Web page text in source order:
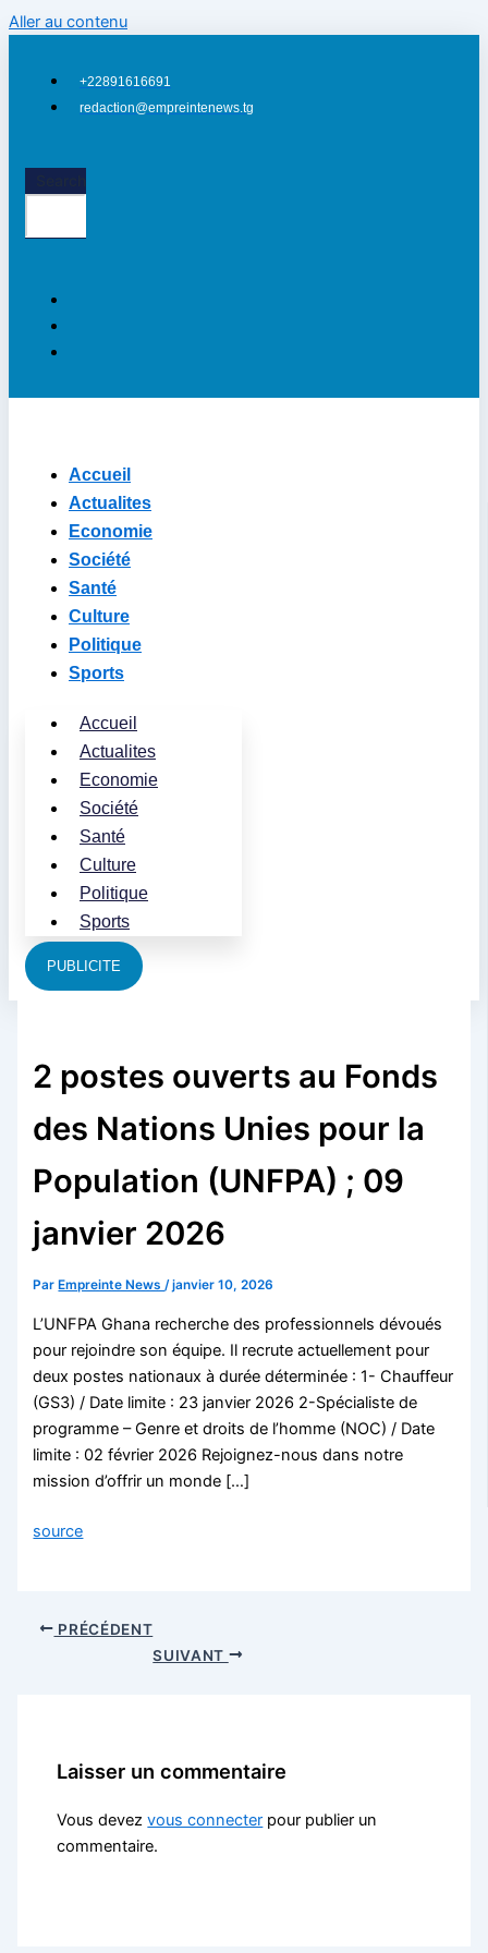
Aller au contenu
+22891616691
redaction@empreintenews.tg
Accueil
Actualites
Economie
Société
Santé
Culture
Politique
Sports
Accueil
Actualites
Economie
Société
Santé
Culture
Politique
Sports
PUBLICITE
2 postes ouverts au Fonds
des Nations Unies pour la
Population (UNFPA) ; 09
janvier 2026
Par Empreinte News/janvier 10, 2026
L’UNFPA Ghana recherche des professionnels dévoués
pour rejoindre son équipe. Il recrute actuellement pour
deux postes nationaux à durée déterminée : 1- Chauffeur
(GS3) / Date limite : 23 janvier 2026 2-Spécialiste de
programme – Genre et droits de l’homme (NOC) / Date
limite : 02 février 2026 Rejoignez-nous dans notre
mission d’offrir un monde […]
source
PRÉCÉDENT
SUIVANT
Laisser un commentaire
Vous devezvous connecter pour publier un
commentaire.